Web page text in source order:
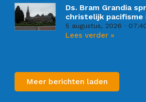
Ds. Bram Grandia
christelijk pacifisme
5 augustus, 2026
Lees verder »
Meer berichten laden